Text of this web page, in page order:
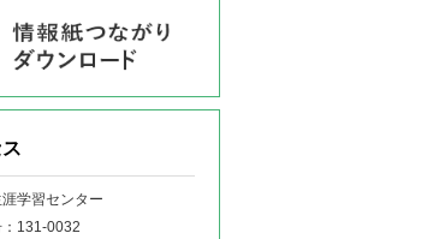
学習センター
131‐0032